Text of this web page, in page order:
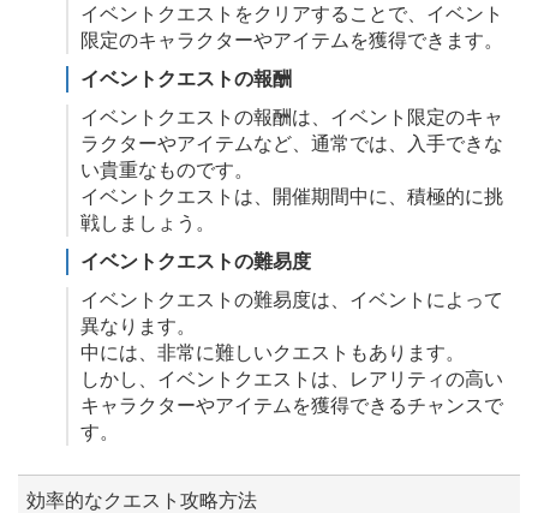
イベントクエストをクリアすることで、イベント
限定のキャラクターやアイテムを獲得できます。
イベントクエストの報酬
イベントクエストの報酬は、イベント限定のキャ
ラクターやアイテムなど、通常では、入手できな
い貴重なものです。
イベントクエストは、開催期間中に、積極的に挑
戦しましょう。
イベントクエストの難易度
イベントクエストの難易度は、イベントによって
異なります。
中には、非常に難しいクエストもあります。
しかし、イベントクエストは、レアリティの高い
キャラクターやアイテムを獲得できるチャンスで
す。
効率的なクエスト攻略方法